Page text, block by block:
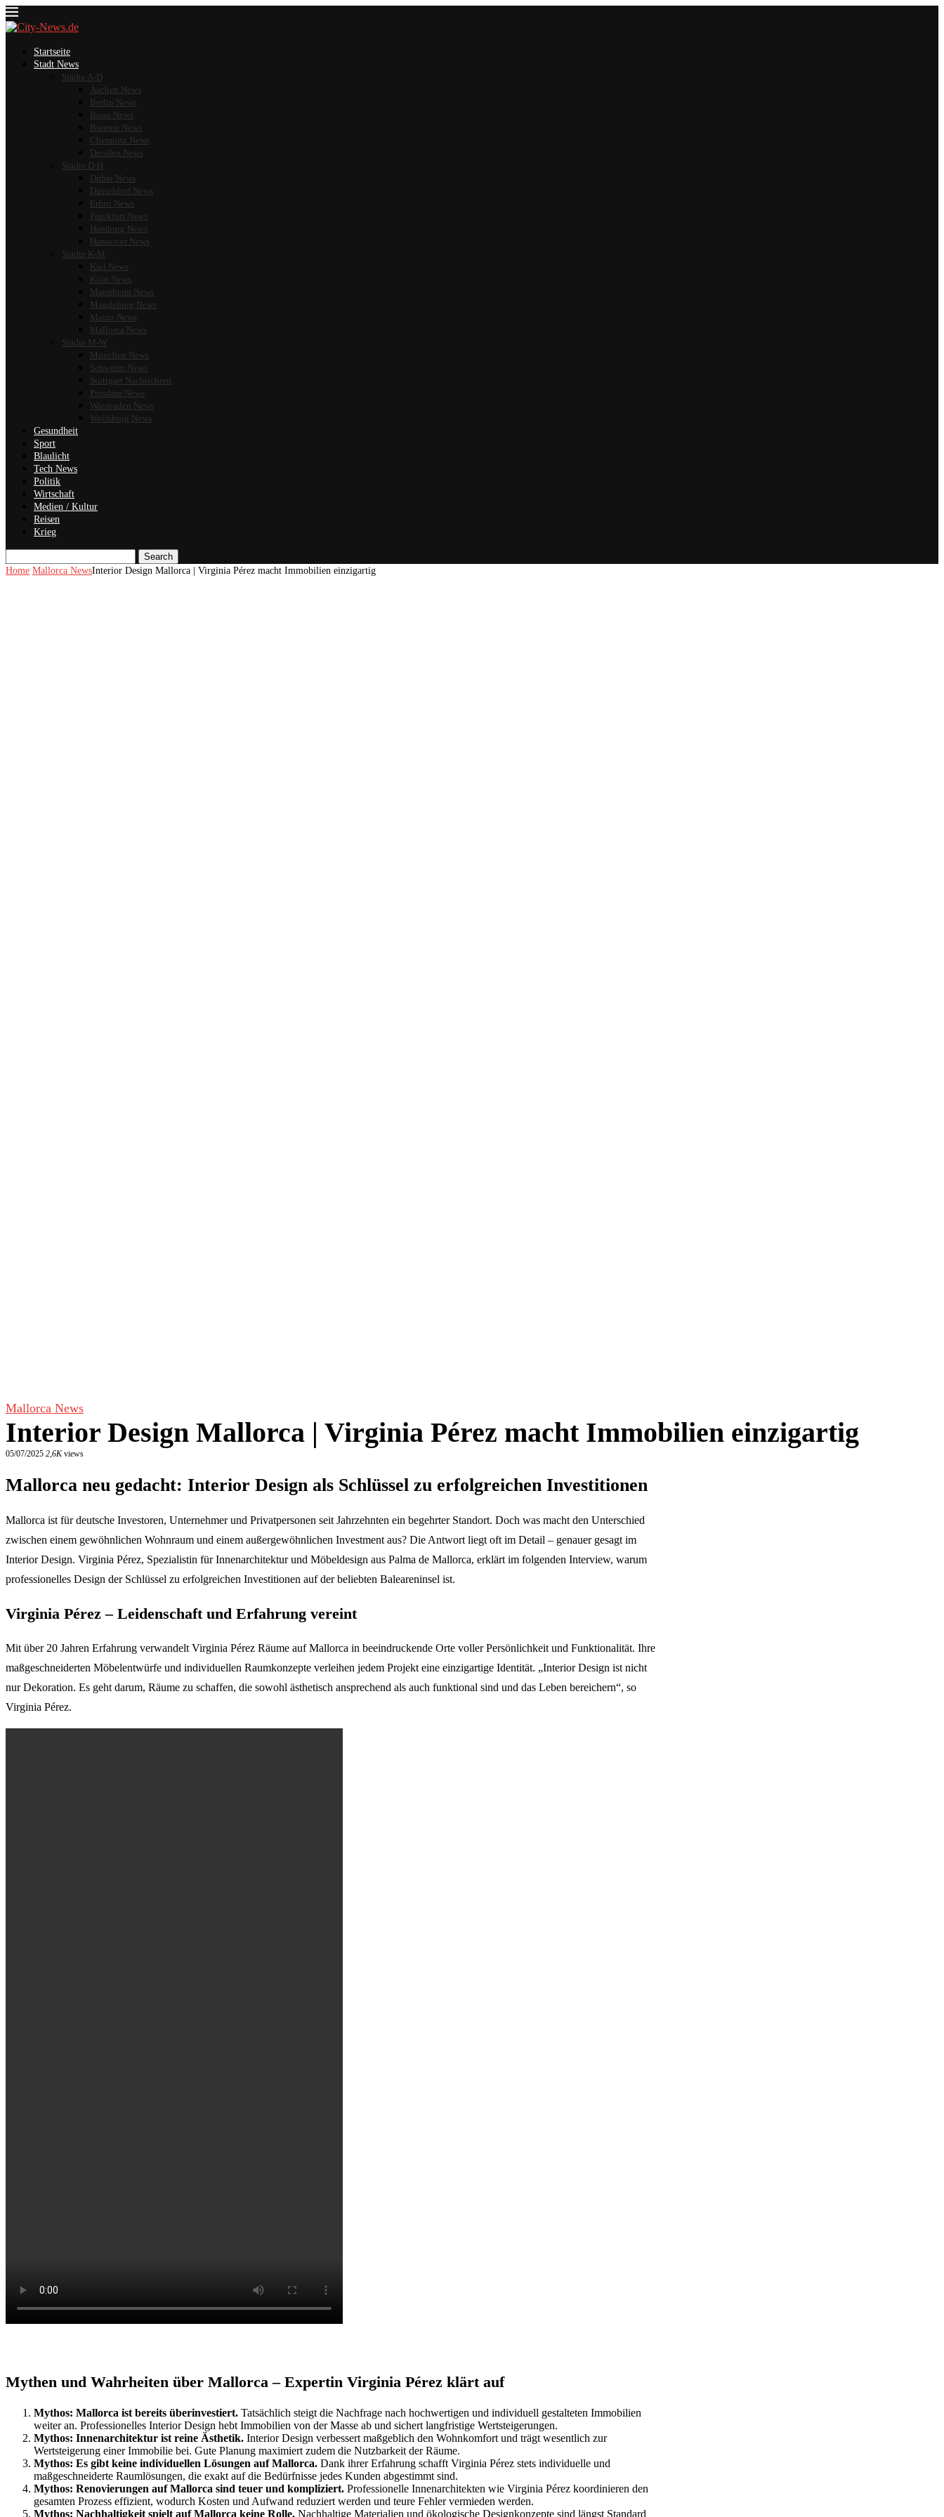
Startseite
Stadt News
Städte A-D
Aachen News
Berlin News
Bonn News
Bremen News
Chemnitz News
Dresden News
Städte D-H
Dubai News
Düsseldorf News
Erfurt News
Frankfurt News
Hamburg News
Hannover News
Städte K-M
Kiel News
Köln News
Mannheim News
Magdeburg News
Mainz News
Mallorca News
Städte M-W
München News
Schwerin News
Stuttgart Nachrichten
Potsdam News
Wiesbaden News
Wolfsburg News
Gesundheit
Sport
Blaulicht
Tech News
Politik
Wirtschaft
Medien / Kultur
Reisen
Krieg
Search
Home Mallorca NewsInterior Design Mallorca | Virginia Pérez macht Immobilien einzigartig
Mallorca News
Interior Design Mallorca | Virginia Pérez macht Immobilien einzigartig
05/07/2025 2,6Kviews
Mallorca neu gedacht: Interior Design als Schlüssel zu erfolgreichen Investitionen
Mallorca ist für deutsche Investoren, Unternehmer und Privatpersonen seit Jahrzehnten ein begehrter Standort. Doch was macht den Unterschied
zwischen einem gewöhnlichen Wohnraum und einem außergewöhnlichen Investment aus? Die Antwort liegt oft im Detail – genauer gesagt im
Interior Design. Virginia Pérez, Spezialistin für Innenarchitektur und Möbeldesign aus Palma de Mallorca, erklärt im folgenden Interview, warum
professionelles Design der Schlüssel zu erfolgreichen Investitionen auf der beliebten Baleareninsel ist.
Virginia Pérez – Leidenschaft und Erfahrung vereint
Mit über 20 Jahren Erfahrung verwandelt Virginia Pérez Räume auf Mallorca in beeindruckende Orte voller Persönlichkeit und Funktionalität. Ihre
maßgeschneiderten Möbelentwürfe und individuellen Raumkonzepte verleihen jedem Projekt eine einzigartige Identität. „Interior Design ist nicht
nur Dekoration. Es geht darum, Räume zu schaffen, die sowohl ästhetisch ansprechend als auch funktional sind und das Leben bereichern“, so
Virginia Pérez.
Mythen und Wahrheiten über Mallorca – Expertin Virginia Pérez klärt auf
Mythos: Mallorca ist bereits überinvestiert. Tatsächlich steigt die Nachfrage nach hochwertigen und individuell gestalteten Immobilien
weiter an. Professionelles Interior Design hebt Immobilien von der Masse ab und sichert langfristige Wertsteigerungen.
Mythos: Innenarchitektur ist reine Ästhetik. Interior Design verbessert maßgeblich den Wohnkomfort und trägt wesentlich zur
Wertsteigerung einer Immobilie bei. Gute Planung maximiert zudem die Nutzbarkeit der Räume.
Mythos: Es gibt keine individuellen Lösungen auf Mallorca. Dank ihrer Erfahrung schafft Virginia Pérez stets individuelle und
maßgeschneiderte Raumlösungen, die exakt auf die Bedürfnisse jedes Kunden abgestimmt sind.
Mythos: Renovierungen auf Mallorca sind teuer und kompliziert. Professionelle Innenarchitekten wie Virginia Pérez koordinieren den
gesamten Prozess effizient, wodurch Kosten und Aufwand reduziert werden und teure Fehler vermieden werden.
Mythos: Nachhaltigkeit spielt auf Mallorca keine Rolle. Nachhaltige Materialien und ökologische Designkonzepte sind längst Standard